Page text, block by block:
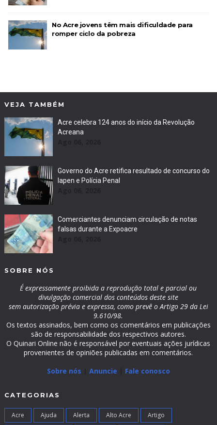
No Acre jovens têm mais dificuldade para
romper ciclo da pobreza
VEJA TAMBÉM
Acre celebra 124 anos do início da Revolução
Acreana
Governo do Acre retifica resultado de concurso do
Iapen e Polícia Penal
Comerciantes denunciam circulação de notas
falsas durante a Expoacre
SOBRE NÓS
É expressamente proibida a reprodução total e parcial ou
divulgação comercial dos conteúdos deste site
sem autorização prévia e expressa, como prevê o Artigo 29 da Lei
9.610/98.
Os textos assinados, bem como os comentários em publicações
são de responsabilidade dos respectivos autores.
O Quinari Online não é responsável por eventuais ações jurídicas
provenientes de opiniões publicadas em comentários.
Sobre nós
Anuncie Fale conosco
CATEGORIAS
Acre Ajuda Alerta Alto Acre Artigo